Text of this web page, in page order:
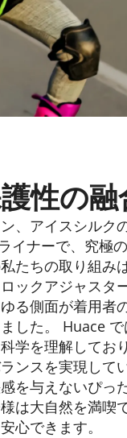
性の融
、アイスシルク
イナーで、究極
たちの取り組み
ックアジャスタ
る側面が着用者
した。 Huace
学を理解してお
ンスを実現して
を与えないぴっ
は大自然を満喫
心できます。